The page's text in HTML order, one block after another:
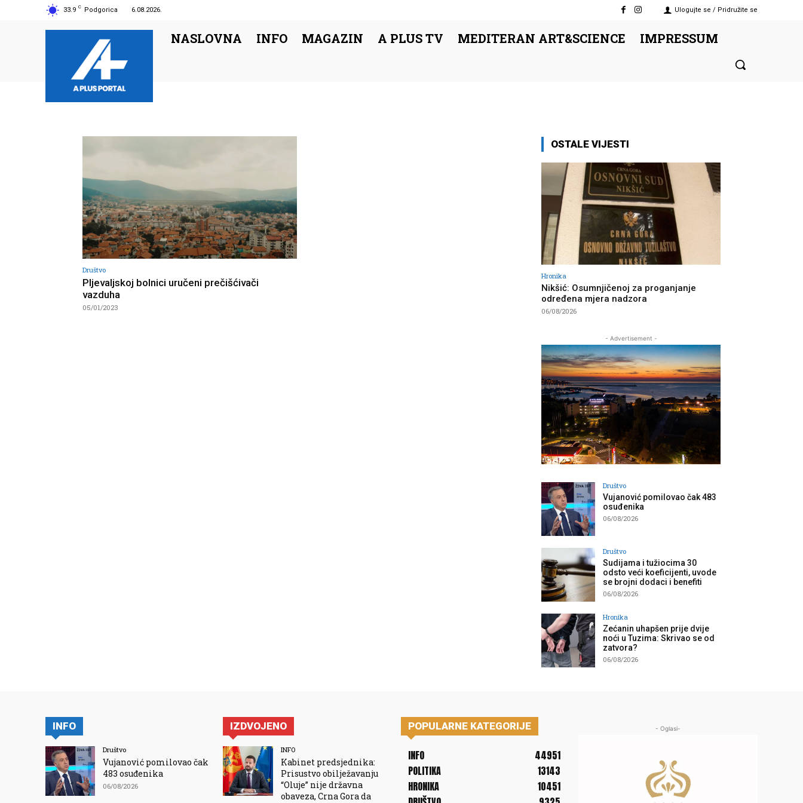
33.9 C Podgorica 6.08.2026. Ulogujte se / Pridružite se
NASLOVNA INFO MAGAZIN A PLUS TV MEDITERAN ART&SCIENCE IMPRESSUM
Društvo
Pljevaljskoj bolnici uručeni prečišćivači
vazduha
05/01/2023
OSTALE VIJESTI
Hronika
Nikšić: Osumnjičenoj za proganjanje
određena mjera nadzora
06/08/2026
- Advertisement -
Društvo
Vujanović pomilovao čak 483
osuđenika
06/08/2026
Društvo
Sudijama i tužiocima 30
odsto veći koeficijenti, uvode
se brojni dodaci i benefiti
06/08/2026
Hronika
Zećanin uhapšen prije dvije
noći u Tuzima: Skrivao se od
zatvora?
06/08/2026
INFO
Društvo
Vujanović pomilovao čak
483 osuđenika
06/08/2026
IZDVOJENO
INFO
Kabinet predsjednika:
Prisustvo obilježavanju
“Oluje” nije državna
obaveza, Crna Gora da
POPULARNE KATEGORIJE
INFO
44951
POLITIKA
13143
HRONIKA
10451
- Oglasi-